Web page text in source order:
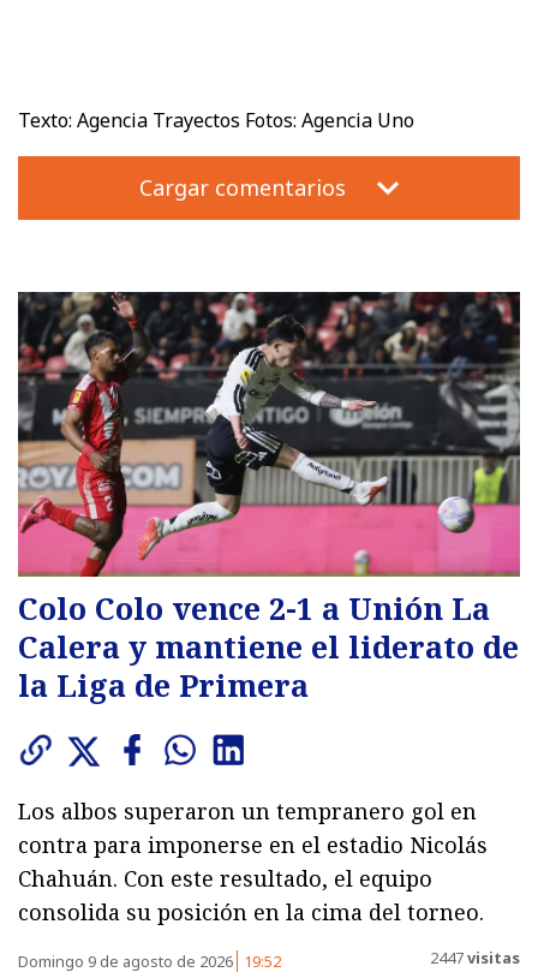
Texto: Agencia Trayectos Fotos: Agencia Uno
Cargar comentarios
Colo Colo vence 2-1 a Unión La
Calera y mantiene el liderato de
la Liga de Primera
Los albos superaron un tempranero gol en
contra para imponerse en el estadio Nicolás
Chahuán. Con este resultado, el equipo
consolida su posición en la cima del torneo.
Domingo 9 de agosto de 2026 19:52 2447visitas